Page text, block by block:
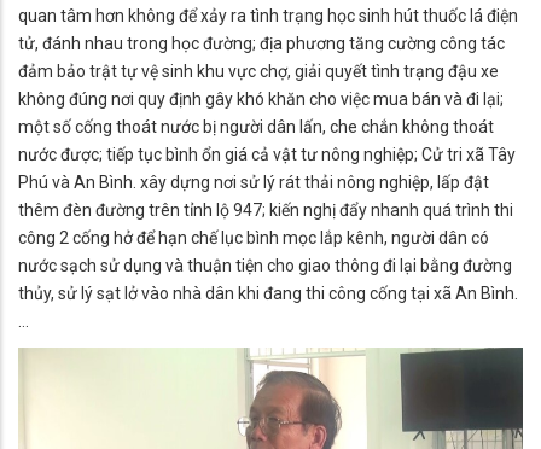
quan tâm hơn không để xảy ra tình trạng học sinh hút thuốc lá điện
tử, đánh nhau trong học đường; địa phương tăng cường công tác
đảm bảo trật tự vệ sinh khu vực chợ, giải quyết tình trạng đậu xe
không đúng nơi quy định gây khó khăn cho việc mua bán và đi lại;
một số cống thoát nước bị người dân lấn, che chắn không thoát
nước được; tiếp tục bình ổn giá cả vật tư nông nghiệp; Cử tri xã Tây
Phú và An Bình. xây dựng nơi sử lý rát thải nông nghiệp, lấp đật
thêm đèn đường trên tỉnh lộ 947; kiến nghị đẩy nhanh quá trình thi
công 2 cống hở để hạn chế lục bình mọc lắp kênh, người dân có
nước sạch sử dụng và thuận tiện cho giao thông đi lại bằng đường
thủy, sử lý sạt lở vào nhà dân khi đang thi công cống tại xã An Bình.